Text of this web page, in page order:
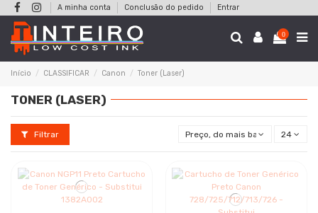
A minha conta Conclusão do pedido Entrar
0
Início CLASSIFICAR Canon Toner (Laser)
TONER (LASER)
Filtrar Preço, do mais baixo ao mais
24